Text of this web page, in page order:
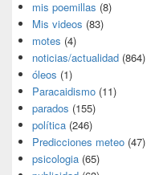
mis poemillas (8)
Mis videos (83)
motes (4)
noticias/actualidad (864)
óleos (1)
Paracaidismo (11)
parados (155)
política (246)
Predicciones meteo (47)
psicologia (65)